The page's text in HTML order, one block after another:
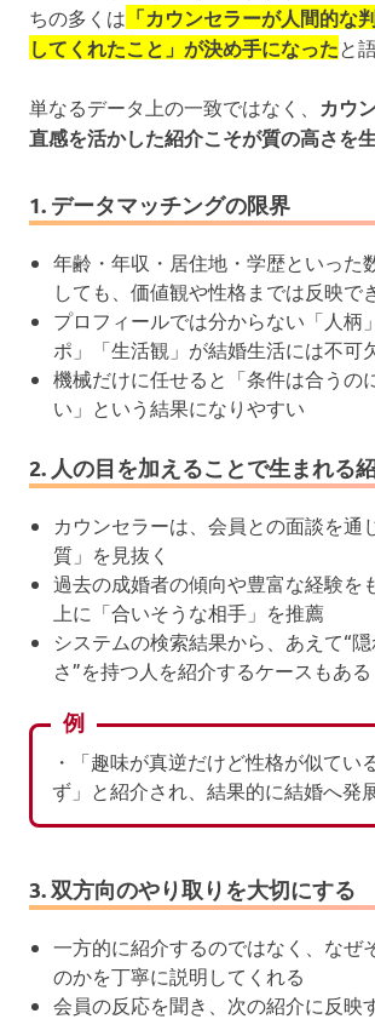
ちの多くは 「カウンセラーが人間的な
してくれたこと」が決め手になったと
単なるデータ上の一致ではなく、 カウ
直感を活かした紹介こそが質の高さを
1. データマッチングの限界
年齢・年収・居住地・学歴といった
しても、価値観や性格までは反映で
プロフィールでは分からない「人柄
ポ」「生活観」が結婚生活には不可
機械だけに任せると「条件は合うの
い」という結果になりやすい
2. 人の目を加えることで生まれる
カウンセラーは、会員との面談を通
質」を見抜く
過去の成婚者の傾向や豊富な経験を
上に「合いそうな相手」を推薦
システムの検索結果から、あえて“
さ”を持つ人を紹介するケースもある
例
・「趣味が真逆だけど性格が似てい
ず」と紹介され、結果的に結婚へ発
3. 双方向のやり取りを大切にする
一方的に紹介するのではなく、なぜ
のかを丁寧に説明してくれる
会員の反応を聞き、次の紹介に反映